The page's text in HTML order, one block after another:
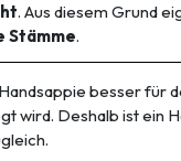
. Aus diesem Grund
Stämme.
besser für
wird. Deshalb ist ein